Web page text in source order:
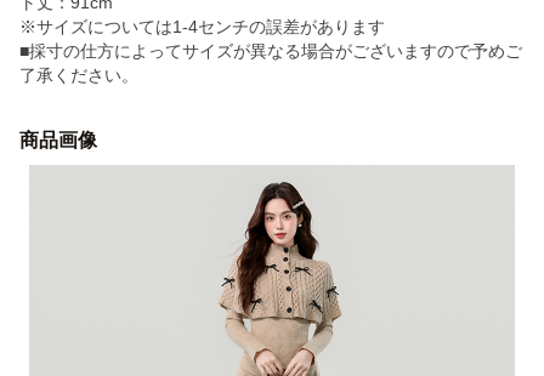
※サイズについては1-4センチの誤差があります
■採寸の仕方によってサイズが異なる場合がございますので予めご
了承ください。
商品画像